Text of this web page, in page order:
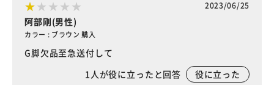
2023/06/25
阿部剛(男性)
カラー : ブラウン 購入
G脚欠品至急送付して
1人が役に立ったと回答 役に立った